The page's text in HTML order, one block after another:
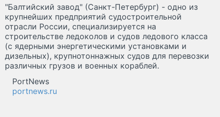
"Балтийский завод" (Санкт-Петербург) - одно из
крупнейших предприятий судостроительной
отрасли России, специализируется на
строительстве ледоколов и судов ледового класса
(с ядерными энергетическими установками и
дизельных), крупнотоннажных судов для перевозки
различных грузов и военных кораблей.
PortNews
portnews.ru